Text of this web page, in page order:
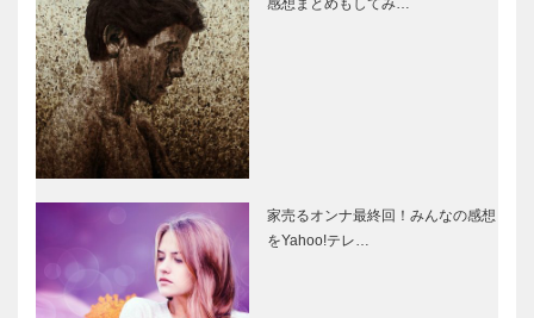
感想まとめもしてみ…
家売るオンナ最終回！みんなの感想
をYahoo!テレ…